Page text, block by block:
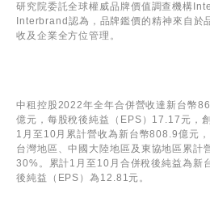
研究院委託全球權威品牌價值調查機構
Interbrand認為，品牌鑑價的精神來自於
收及企業全方位管理。
中租控股2022年全年合併營收達新台幣
億元，每股稅後純益
（ EPS ） 17.17元，
1月至10月累計營收為新台幣808.9億元
台灣地區、中國大陸地區及東協地區累計
30%。累計1月至10月合併稅後純益為新
後純益（EPS）為12.81元。